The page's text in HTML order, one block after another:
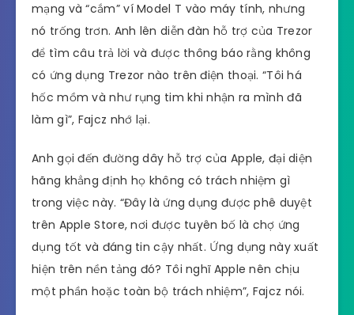
mạng và “cắm” ví Model T vào máy tính, nhưng
nó trống trơn. Anh lên diễn đàn hỗ trợ của Trezor
để tìm câu trả lời và được thông báo rằng không
có ứng dụng Trezor nào trên điện thoại. “Tôi há
hốc mồm và như rụng tim khi nhận ra mình đã
làm gì”, Fajcz nhớ lại.
Anh gọi đến đường dây hỗ trợ của Apple, đại diện
hãng khẳng định họ không có trách nhiệm gì
trong việc này. “Đây là ứng dụng được phê duyệt
trên Apple Store, nơi được tuyên bố là chợ ứng
dụng tốt và đáng tin cậy nhất. Ứng dụng này xuất
hiện trên nền tảng đó? Tôi nghĩ Apple nên chịu
một phần hoặc toàn bộ trách nhiệm”, Fajcz nói.